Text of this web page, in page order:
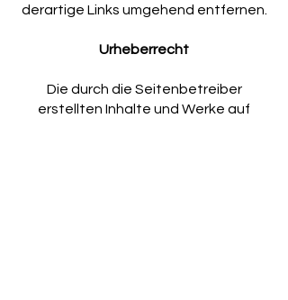
derartige Links umgehend entfernen.
Urheberrecht
Die durch die Seitenbetreiber
erstellten Inhalte und Werke auf